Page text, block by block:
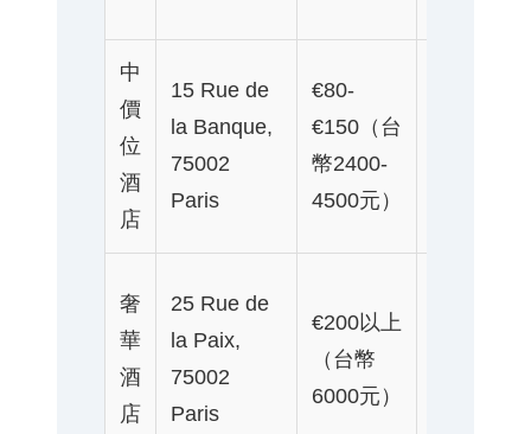
中
價
位
酒
店
15 Rue de
la Banque,
75002
Paris
€80-
€150（台
幣2400-
4500元）
奢
華
酒
店
25 Rue de
la Paix,
75002
Paris
€200以上
（台幣
6000元）